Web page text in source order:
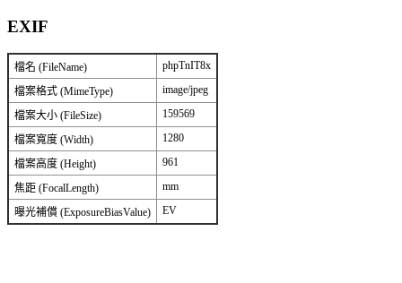
EXIF
檔名 (FileName) phpTnIT8x
檔案格式 (MimeType) image/jpeg
檔案大小 (FileSize) 159569
檔案寬度 (Width) 1280
檔案高度 (Height) 961
焦距 (FocalLength) mm
曝光補償 (ExposureBiasValue) EV